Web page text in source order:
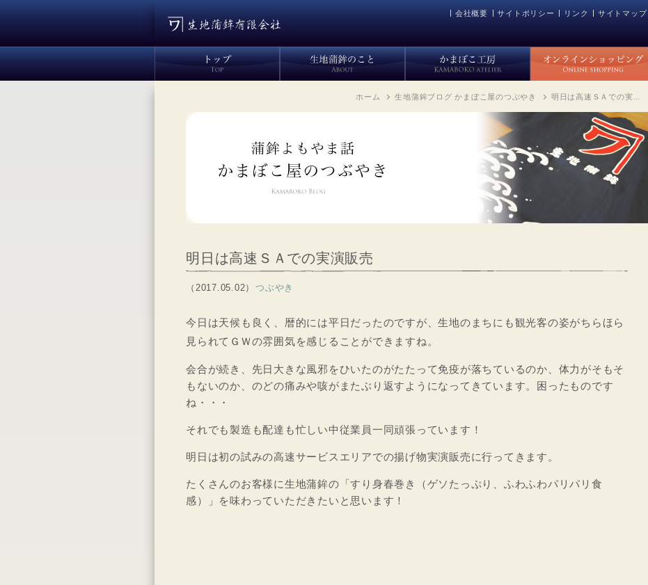
会社概要 サイトポリシー リンク サイトマップ
ホーム 生地蒲鉾ブログ かまぼこ屋のつぶやき 明日は高速ＳＡでの実…
明日は高速ＳＡでの実演販売
（2017.05.02） つぶやき
今日は天候も良く、暦的には平日だったのですが、生地のまちにも観光客の姿がちらほら
見られてＧＷの雰囲気を感じることができますね。
会合が続き、先日大きな風邪をひいたのがたたって免疫が落ちているのか、体力がそもそ
もないのか、のどの痛みや咳がまたぶり返すようになってきています。困ったものです
ね・・・
それでも製造も配達も忙しい中従業員一同頑張っています！
明日は初の試みの高速サービスエリアでの揚げ物実演販売に行ってきます。
たくさんのお客様に生地蒲鉾の「すり身春巻き（ゲソたっぷり、ふわふわパリパリ食
感）」を味わっていただきたいと思います！